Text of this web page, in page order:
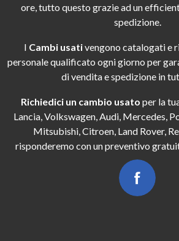
ore, tutto questo grazie ad un
spedizione.
I Cambi usativengono catalogati e
personale qualificato ogni giorno per
di vendita e spedizione in
Richiedici un cambio usato per la
Lancia, Volkswagen, Audi, Mercedes,
Mitsubishi, Citroen, Land Rover,
risponderemo con un preventivo